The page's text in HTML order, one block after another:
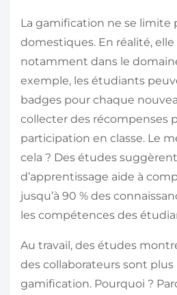
La gamification ne se limite
domestiques. En réalité,
notamment dans le
exemple, les étudiants
badges pour chaque
collecter des récompenses
participation en classe. Le
cela ? Des études
d’apprentissage aide à
jusqu’à 90 % des
les compétences des
Au travail, des études
des collaborateurs sont plus
gamification. Pourquoi ?